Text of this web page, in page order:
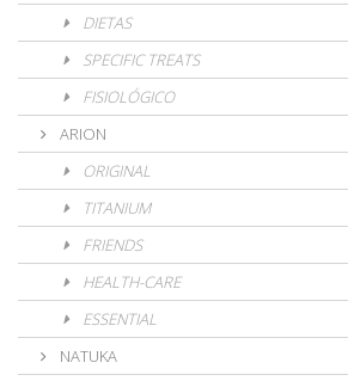
DIETAS
SPECIFIC TREATS
FISIOLÓGICO
ARION
ORIGINAL
TITANIUM
FRIENDS
HEALTH-CARE
ESSENTIAL
NATUKA